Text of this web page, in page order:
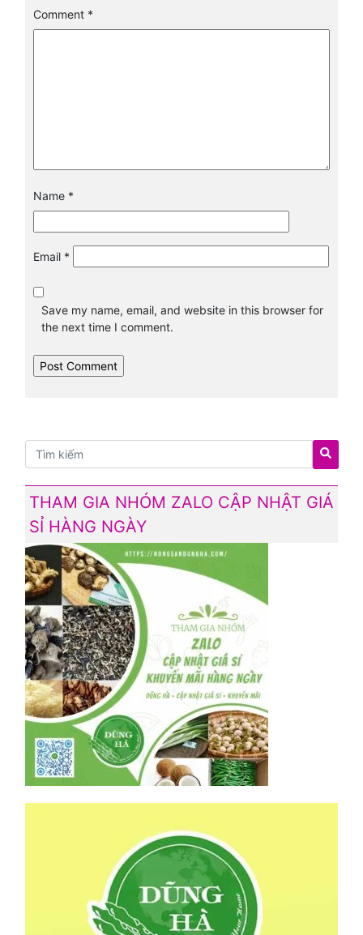
Comment *
Name *
Email *
Save my name, email, and website in this browser for
the next time I comment.
THAM GIA NHÓM ZALO CẬP NHẬT GIÁ
SỈ HÀNG NGÀY